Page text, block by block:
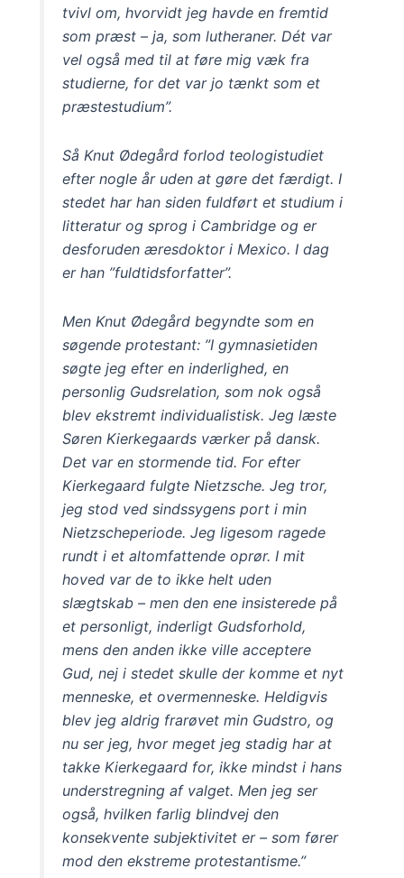
tvivl om, hvorvidt jeg havde en fremtid
som præst – ja, som lutheraner. Dét var
vel også med til at føre mig væk fra
studierne, for det var jo tænkt som et
præstestudium”.
Så Knut Ødegård forlod teologistudiet
efter nogle år uden at gøre det færdigt. I
stedet har han siden fuldført et studium i
litteratur og sprog i Cambridge og er
desforuden æresdoktor i Mexico. I dag
er han ”fuldtidsforfatter”.
Men Knut Ødegård begyndte som en
søgende protestant: ”I gymnasietiden
søgte jeg efter en inderlighed, en
personlig Gudsrelation, som nok også
blev ekstremt individualistisk. Jeg læste
Søren Kierkegaards værker på dansk.
Det var en stormende tid. For efter
Kierkegaard fulgte Nietzsche. Jeg tror,
jeg stod ved sindssygens port i min
Nietzscheperiode. Jeg ligesom ragede
rundt i et altomfattende oprør. I mit
hoved var de to ikke helt uden
slægtskab – men den ene insisterede på
et personligt, inderligt Gudsforhold,
mens den anden ikke ville acceptere
Gud, nej i stedet skulle der komme et nyt
menneske, et overmenneske. Heldigvis
blev jeg aldrig frarøvet min Gudstro, og
nu ser jeg, hvor meget jeg stadig har at
takke Kierkegaard for, ikke mindst i hans
understregning af valget. Men jeg ser
også, hvilken farlig blindvej den
konsekvente subjektivitet er – som fører
mod den ekstreme protestantisme.”